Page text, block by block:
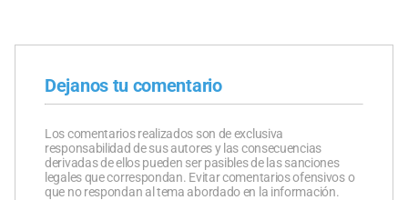
Dejanos tu comentario
Los comentarios realizados son de exclusiva
responsabilidad de sus autores y las consecuencias
derivadas de ellos pueden ser pasibles de las sanciones
legales que correspondan. Evitar comentarios ofensivos o
que no respondan al tema abordado en la información.